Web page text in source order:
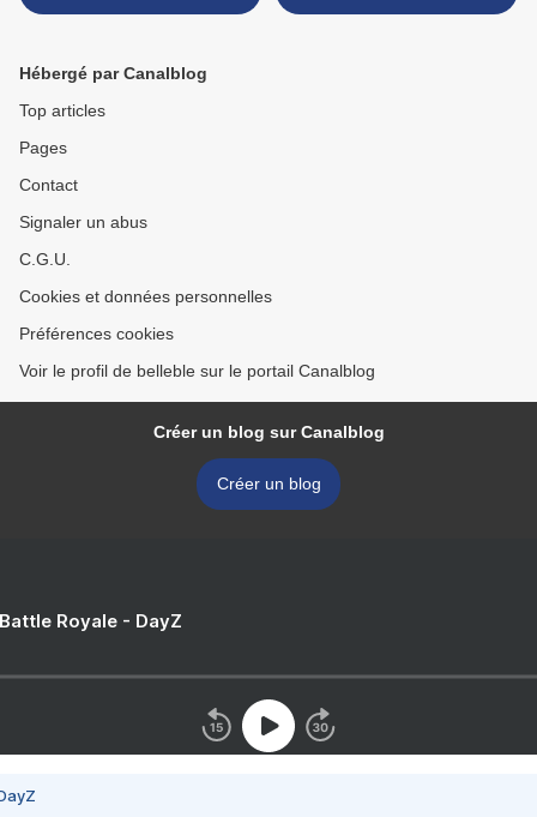
Bounty, sans blé, sans lait >
Hébergé par Canalblog
Top articles
Pages
Contact
Signaler un abus
C.G.U.
Cookies et données personnelles
Préférences cookies
Voir le profil de belleble sur le portail Canalblog
Créer un blog sur Canalblog
Créer un blog
Royale - DayZ